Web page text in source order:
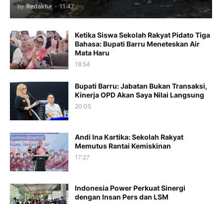
by Redaktur - 11:47
Ketika Siswa Sekolah Rakyat Pidato Tiga
Bahasa: Bupati Barru Meneteskan Air
Mata Haru
18:54
Bupati Barru: Jabatan Bukan Transaksi,
Kinerja OPD Akan Saya Nilai Langsung
20:05
Andi Ina Kartika: Sekolah Rakyat
Memutus Rantai Kemiskinan
17:27
Indonesia Power Perkuat Sinergi
dengan Insan Pers dan LSM